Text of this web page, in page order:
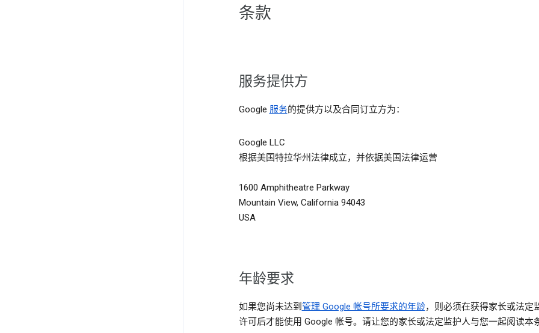
条款
服务提供方
Google 服务的提供方以及合同订立方为：
Google LLC
根据美国特拉华州法律成立，并依据美国法律运营
1600 Amphitheatre Parkway
Mountain View, California 94043
USA
年龄要求
如果您尚未达到 管理 Google 帐号所要求的年龄，则必须在获得家长或法定
许可后才能使用 Google 帐号。请让您的家长或法定监护人与您一起阅读本